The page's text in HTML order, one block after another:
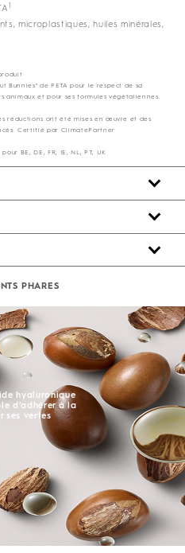
1
microplastiques, huiles minérales,
de PETA pour le respect de sa
et pour ses formules végétaliennes.
réductions ont été mises en œuvre et des
Certifié par ClimatePartner
BE, DE, FR, IE, NL, PT, UK
PHARES
hyaluronique
d’adhérer à la
ses vertes